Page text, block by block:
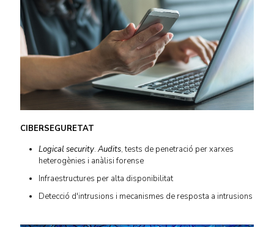
CIBERSEGURETAT
Logical security. Audits, tests de penetració per xarxes
heterogènies i anàlisi forense
Infraestructures per alta disponibilitat
Detecció d'intrusions i mecanismes de resposta a intrusions